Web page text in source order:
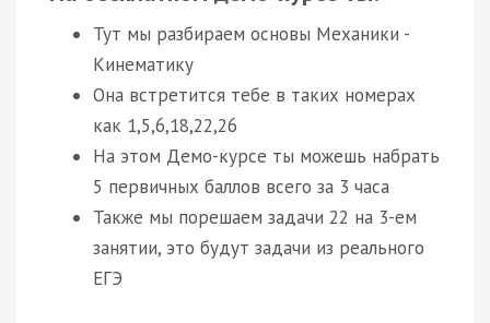
Тут мы разбираем основы Механики -
Кинематику
Она встретится тебе в таких номерах
как 1,5,6,18,22,26
На этом Демо-курсе ты можешь набрать
5 первичных баллов всего за 3 часа
Также мы порешаем задачи 22 на 3-ем
занятии, это будут задачи из реального
ЕГЭ